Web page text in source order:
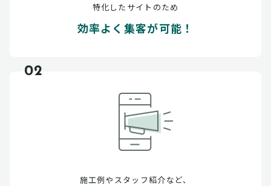
特化したサイトのため
効率よく集客が可能！
02
施工例やスタッフ紹介など、